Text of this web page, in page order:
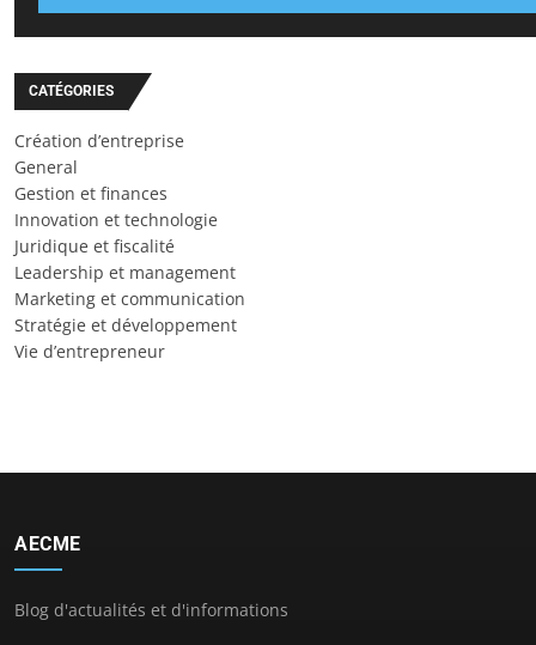
CATÉGORIES
Création d’entreprise
General
Gestion et finances
Innovation et technologie
Juridique et fiscalité
Leadership et management
Marketing et communication
Stratégie et développement
Vie d’entrepreneur
AECME
Blog d'actualités et d'informations